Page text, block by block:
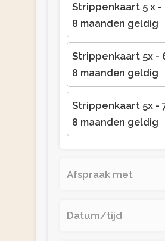
Strippenkaart 5 x -
8 maanden geldig
Strippenkaart 5x -
8 maanden geldig
Strippenkaart 5x -
8 maanden geldig
Afspraak met
Datum/tijd